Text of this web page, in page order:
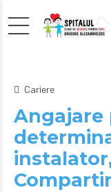
Cariere
Angajare